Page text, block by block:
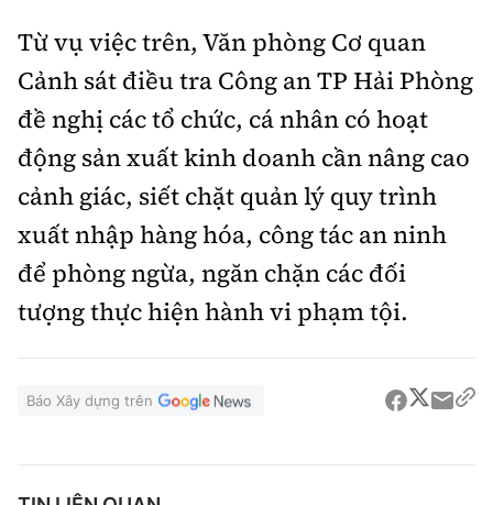
Từ vụ việc trên, Văn phòng Cơ quan
Cảnh sát điều tra Công an TP Hải Phòng
đề nghị các tổ chức, cá nhân có hoạt
động sản xuất kinh doanh cần nâng cao
cảnh giác, siết chặt quản lý quy trình
xuất nhập hàng hóa, công tác an ninh
để phòng ngừa, ngăn chặn các đối
tượng thực hiện hành vi phạm tội.
Báo Xây dựng trên